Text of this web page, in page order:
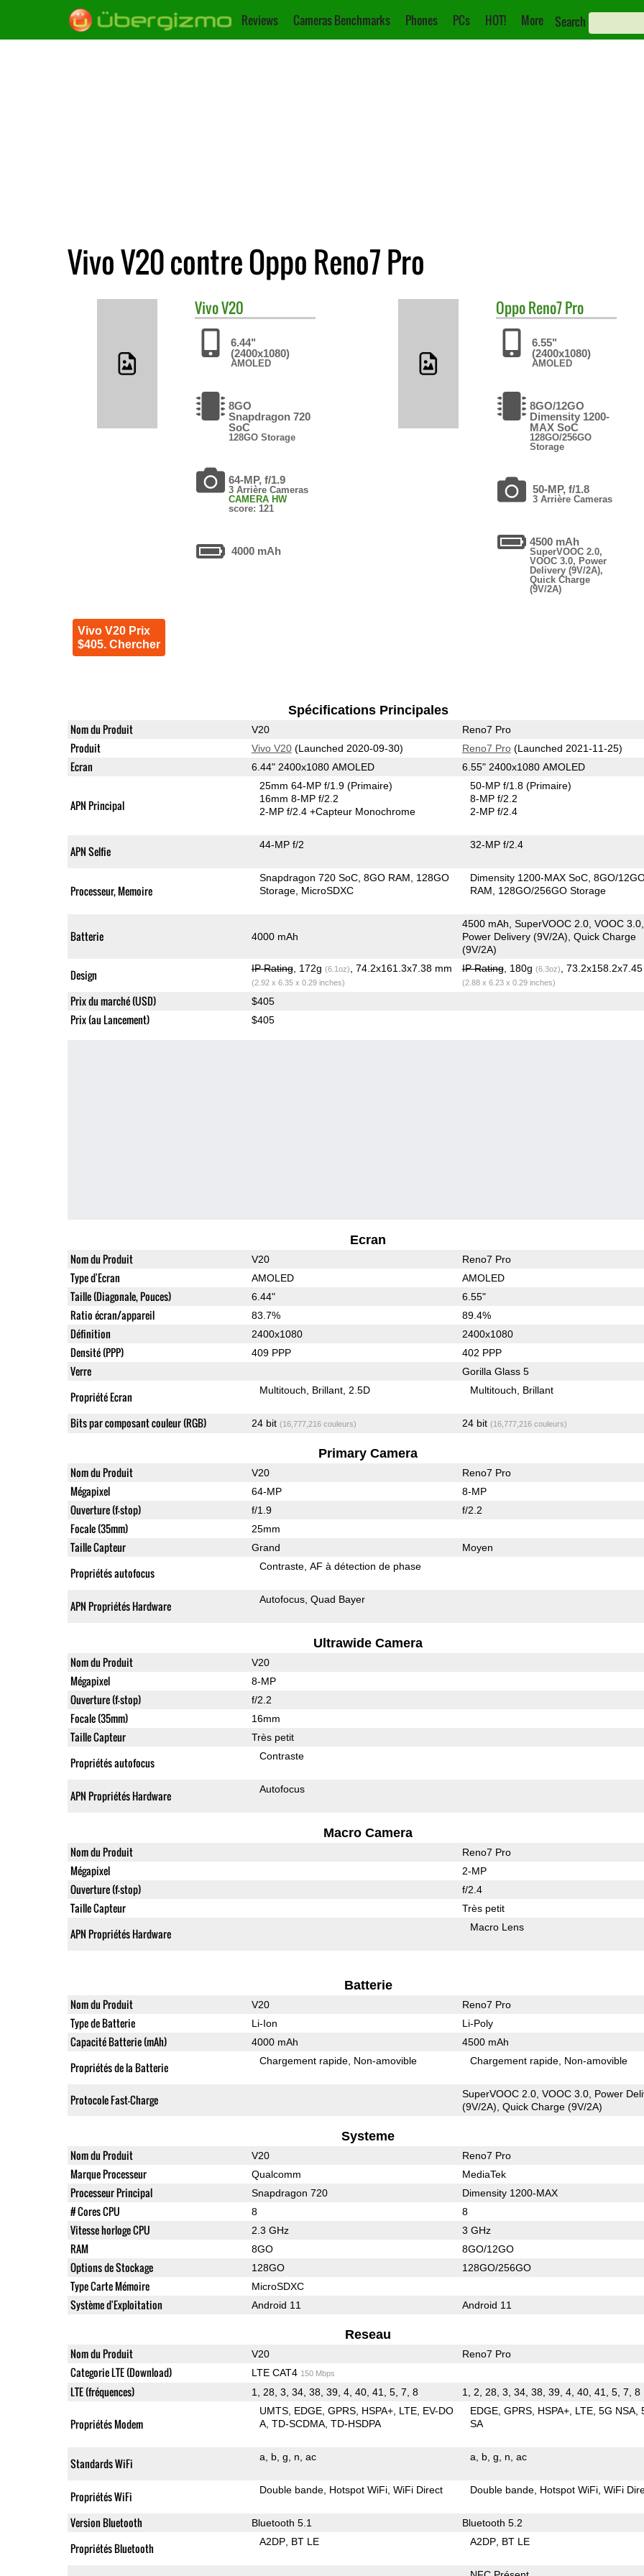
Reviews Cameras Benchmarks Phones PCs HOT! More Search
Vivo V20 contre Oppo Reno7 Pro
VivoV20
6.44"
(2400x1080)
AMOLED
8GO
Snapdragon 720
SoC
128GO Storage
64-MP, f/1.9
3 Arrière Cameras
CAMERA HW
score: 121
4000 mAh
Vivo V20 Prix
$405. Chercher
OppoReno7 Pro
6.55"
(2400x1080)
AMOLED
8GO/12GO
Dimensity 1200-
MAX SoC
128GO/256GO
Storage
50-MP, f/1.8
3 Arrière Cameras
4500 mAh
SuperVOOC 2.0,
VOOC 3.0, Power
Delivery (9V/2A),
Quick Charge
(9V/2A)
Spécifications Principales
Nom du Produit V20 Reno7 Pro
Produit Vivo V20(Launched 2020-09-30) Reno7 Pro(Launched 2021-11-25)
Ecran 6.44" 2400x1080 AMOLED 6.55" 2400x1080 AMOLED
APN Principal
25mm 64-MP f/1.9(Primaire)
16mm 8-MP f/2.2
2-MP f/2.4+Capteur Monochrome
50-MP f/1.8(Primaire)
8-MP f/2.2
2-MP f/2.4
APN Selfie 44-MP f/2 32-MP f/2.4
Processeur, Memoire
Snapdragon 720 SoC 8GO RAM
128GO
Storage MicroSDXC
Dimensity 1200-MAX SoC 8GO/
RAM
128GO/256GO Storage
Batterie 4000 mAh
4500 mAh, SuperVOOC 2.0, VOOC 3.0,
Power Delivery (9V/2A), Quick Charge
(9V/2A)
Design IP Rating, 172g (6.1oz) , 74.2x161.3x7.38 mm
(2.92 x 6.35 x 0.29 inches)
IP Rating, 180g (6.3oz) ,
(2.88 x 6.23 x 0.29 inches)
Prix du marché (USD) $405
Prix (au Lancement) $405
Ecran
Nom du Produit V20 Reno7 Pro
Type d'Ecran AMOLED AMOLED
Taille (Diagonale, Pouces) 6.44" 6.55"
Ratio écran/appareil 83.7% 89.4%
Définition 2400x1080 2400x1080
Densité (PPP) 409 PPP 402 PPP
Verre Gorilla Glass 5
Propriété Ecran Multitouch Brillant 2.5D Multitouch Brillant
Bits par composant couleur (RGB) 24 bit (16,777,216 couleurs) 24 bit (16,777,216 couleurs)
Primary Camera
Nom du Produit V20 Reno7 Pro
Mégapixel 64-MP 8-MP
Ouverture (f-stop) f/1.9 f/2.2
Focale (35mm) 25mm
Taille Capteur Grand Moyen
Propriétés autofocus Contraste AF à détection de phase
APN Propriétés Hardware Autofocus Quad Bayer
Ultrawide Camera
Nom du Produit V20
Mégapixel 8-MP
Ouverture (f-stop) f/2.2
Focale (35mm) 16mm
Taille Capteur Très petit
Propriétés autofocus Contraste
APN Propriétés Hardware Autofocus
Macro Camera
Nom du Produit Reno7 Pro
Mégapixel 2-MP
Ouverture (f-stop) f/2.4
Taille Capteur Très petit
APN Propriétés Hardware Macro Lens
Batterie
Nom du Produit V20 Reno7 Pro
Type de Batterie Li-Ion Li-Poly
Capacité Batterie (mAh) 4000 mAh 4500 mAh
Propriétés de la Batterie Chargement rapide Non-amovible Chargement rapide Non-amovible
Protocole Fast-Charge
SuperVOOC 2.0, VOOC 3.0, Power
(9V/2A), Quick Charge (9V/2A)
Systeme
Nom du Produit V20 Reno7 Pro
Marque Processeur Qualcomm MediaTek
Processeur Principal Snapdragon 720 Dimensity 1200-MAX
# Cores CPU 8 8
Vitesse horloge CPU 2.3 GHz 3 GHz
RAM 8GO 8GO/12GO
Options de Stockage 128GO 128GO/256GO
Type Carte Mémoire MicroSDXC
Système d'Exploitation Android 11 Android 11
Reseau
Nom du Produit V20 Reno7 Pro
Categorie LTE (Download) LTE CAT4 150 Mbps
LTE (fréquences) 1, 28, 3, 34, 38, 39, 4, 40, 41, 5, 7, 8 1, 2, 28, 3, 34, 38, 39, 4, 40, 41, 5, 7, 8
Propriétés Modem
UMTS EDGE GPRS HSPA+ LTE EV-DO
A TD-SCDMA TD-HSDPA
EDGE GPRS HSPA+ LTE 5G NSA
SA
Standards WiFi a b g n ac a b g n ac
Propriétés WiFi Double bande Hotspot WiFi WiFi Direct Double bande Hotspot WiFi WiFi
Version Bluetooth Bluetooth 5.1 Bluetooth 5.2
Propriétés Bluetooth A2DP BT LE A2DP BT LE